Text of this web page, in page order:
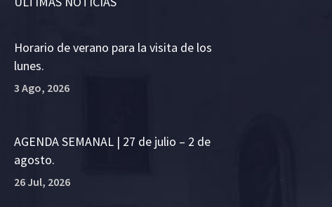
Horario de verano para la visita de los
lunes.
3 Ago, 2026
AGENDA SEMANAL | 27 de julio – 2 de
agosto.
26 Jul, 2026